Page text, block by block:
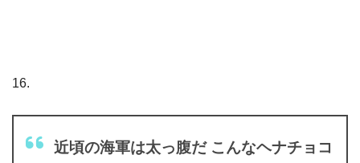
16.
近頃の海軍は太っ腹だ こんなヘナチョコ